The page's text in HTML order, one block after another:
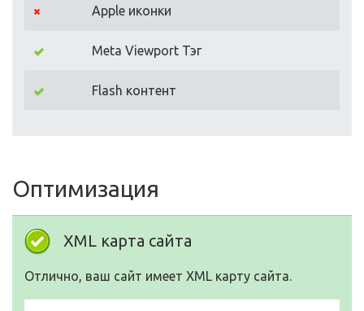
Apple иконки
Meta Viewport Тэг
Flash контент
Оптимизация
XML карта сайта
Отлично, ваш сайт имеет XML карту сайта.